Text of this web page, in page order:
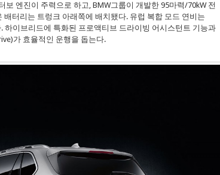
보 엔진이 주력으로 하고, BMW그룹이 개발한 95마력/70kW 전
터리는 트렁크 아래쪽에 배치됐다. 유럽 복합 모드 연비는
하이브리드에 특화된 프로액티브 드라이빙 어시스턴트 기능과
가 효율적인 운행을 돕는다.